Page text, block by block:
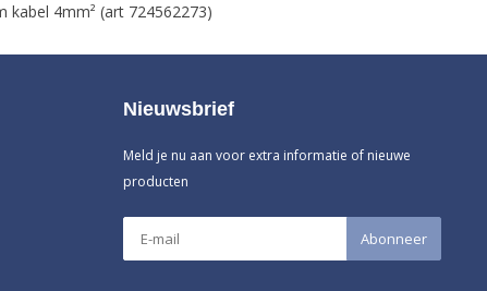
kabel 4mm² (art 724562273)
Nieuwsbrief
Meld je nu aan voor extra informatie of nieuwe
producten
Abonneer